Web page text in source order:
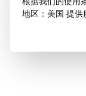
地区：美国 提供